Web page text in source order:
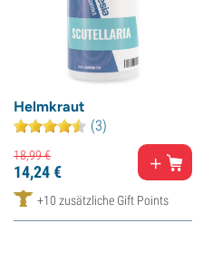
Helmkraut
(3)
18,99€
14,24€
+10 zusätzliche Gift Points